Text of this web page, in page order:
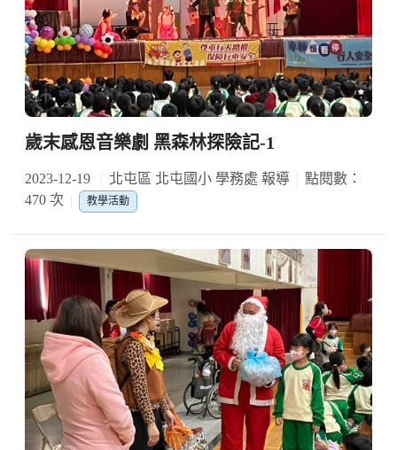
歲末感恩音樂劇 黑森林探險記-1
2023-12-19 北屯區 北屯國小 學務處 報導
點閱數：
470 次
教學活動